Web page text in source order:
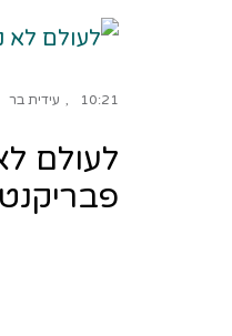
10:21 עידית בר
לעולם
פבריקנט